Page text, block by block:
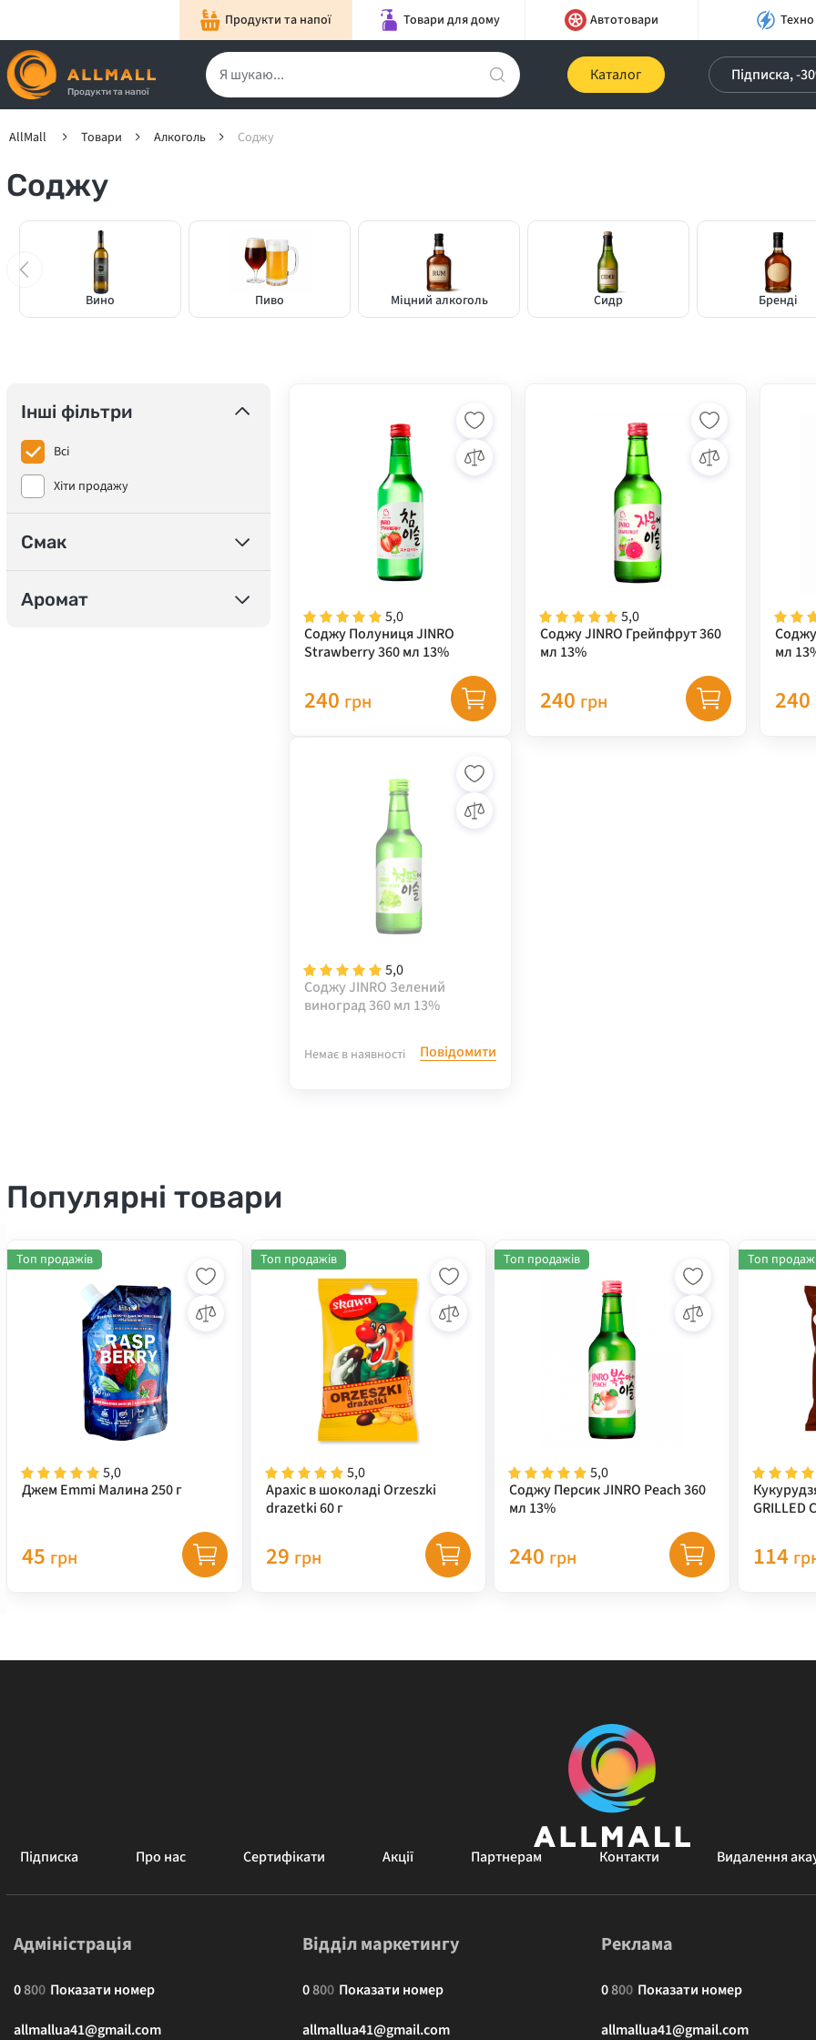
Продукти та напої Товари для дому Автотовари Техно
Продукти та напої
Каталог Підписка, -
AllMall Товари Алкоголь Соджу
Соджу
Вино Пиво Міцний алкоголь Сидр Бренді
Інші фільтри
Всі
Хіти продажу
Смак
Аромат
5,0
Соджу Полуниця JINRO
Strawberry 360 мл 13%
240 грн
5,0
Соджу JINRO Грейпфрут 360
мл 13%
240 грн
мл
240
5,0
Соджу JINRO Зелений
виноград 360 мл 13%
Немає в наявності Повідомити
Популярні товари
5,0
Джем Emmi Малина 250 г
Топ продажів
45 грн
5,0
Арахіс в шоколаді Orzeszki
drazetki 60 г
Топ продажів
29 грн
5,0
Соджу Персик JINRO Peach 360
мл 13%
Топ продажів
240 грн
GRILLED
67 г
Топ
114
Підписка Про нас Сертифікати Акції Партнерам Контакти Видалення
Адміністрація
0800 Показати номер
allmallua41@gmail.com
Відділ маркетингу
0800 Показати номер
allmallua41@gmail.com
Реклама
0800 Показати номер
allmallua41@gmail.com